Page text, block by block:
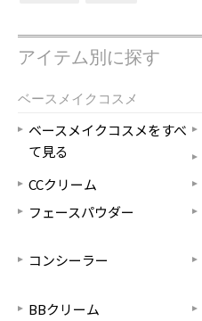
アイテム別に探す
ベースメイクコスメ
ベースメイクコスメをすべ
て見る
CCクリーム
フェースパウダー
コンシーラー
BBクリーム